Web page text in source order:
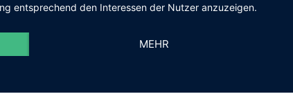
entsprechend den Interessen der Nutzer anzuzeigen.
MEHR